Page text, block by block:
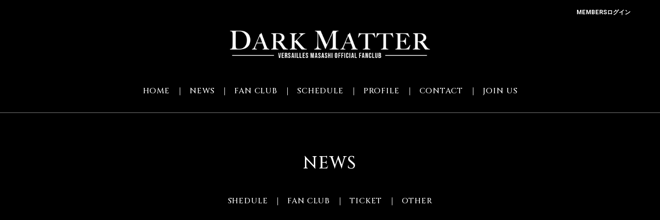
MEMBERSログイン
HOME NEWS FAN CLUB SCHEDULE PROFILE CONTACT JOIN US
NEWS
SHEDULE FAN CLUB TICKET OTHER